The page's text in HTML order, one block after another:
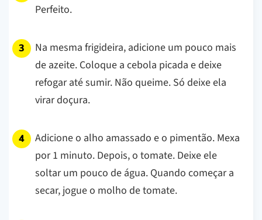
Perfeito.
Na mesma frigideira, adicione um pouco mais
de azeite. Coloque a cebola picada e deixe
refogar até sumir. Não queime. Só deixe ela
virar doçura.
Adicione o alho amassado e o pimentão. Mexa
por 1 minuto. Depois, o tomate. Deixe ele
soltar um pouco de água. Quando começar a
secar, jogue o molho de tomate.